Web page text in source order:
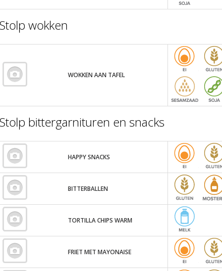
Stolp wokken
WOKKEN AAN TAFEL
Stolp bittergarnituren en snacks
HAPPY SNACKS
BITTERBALLEN
TORTILLA CHIPS WARM
FRIET MET MAYONAISE